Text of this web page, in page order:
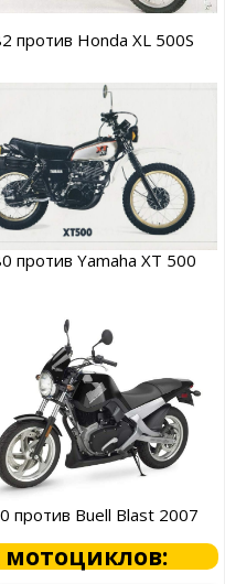
против Honda XL 500S
против Yamaha XT 500
против Buell Blast 2007